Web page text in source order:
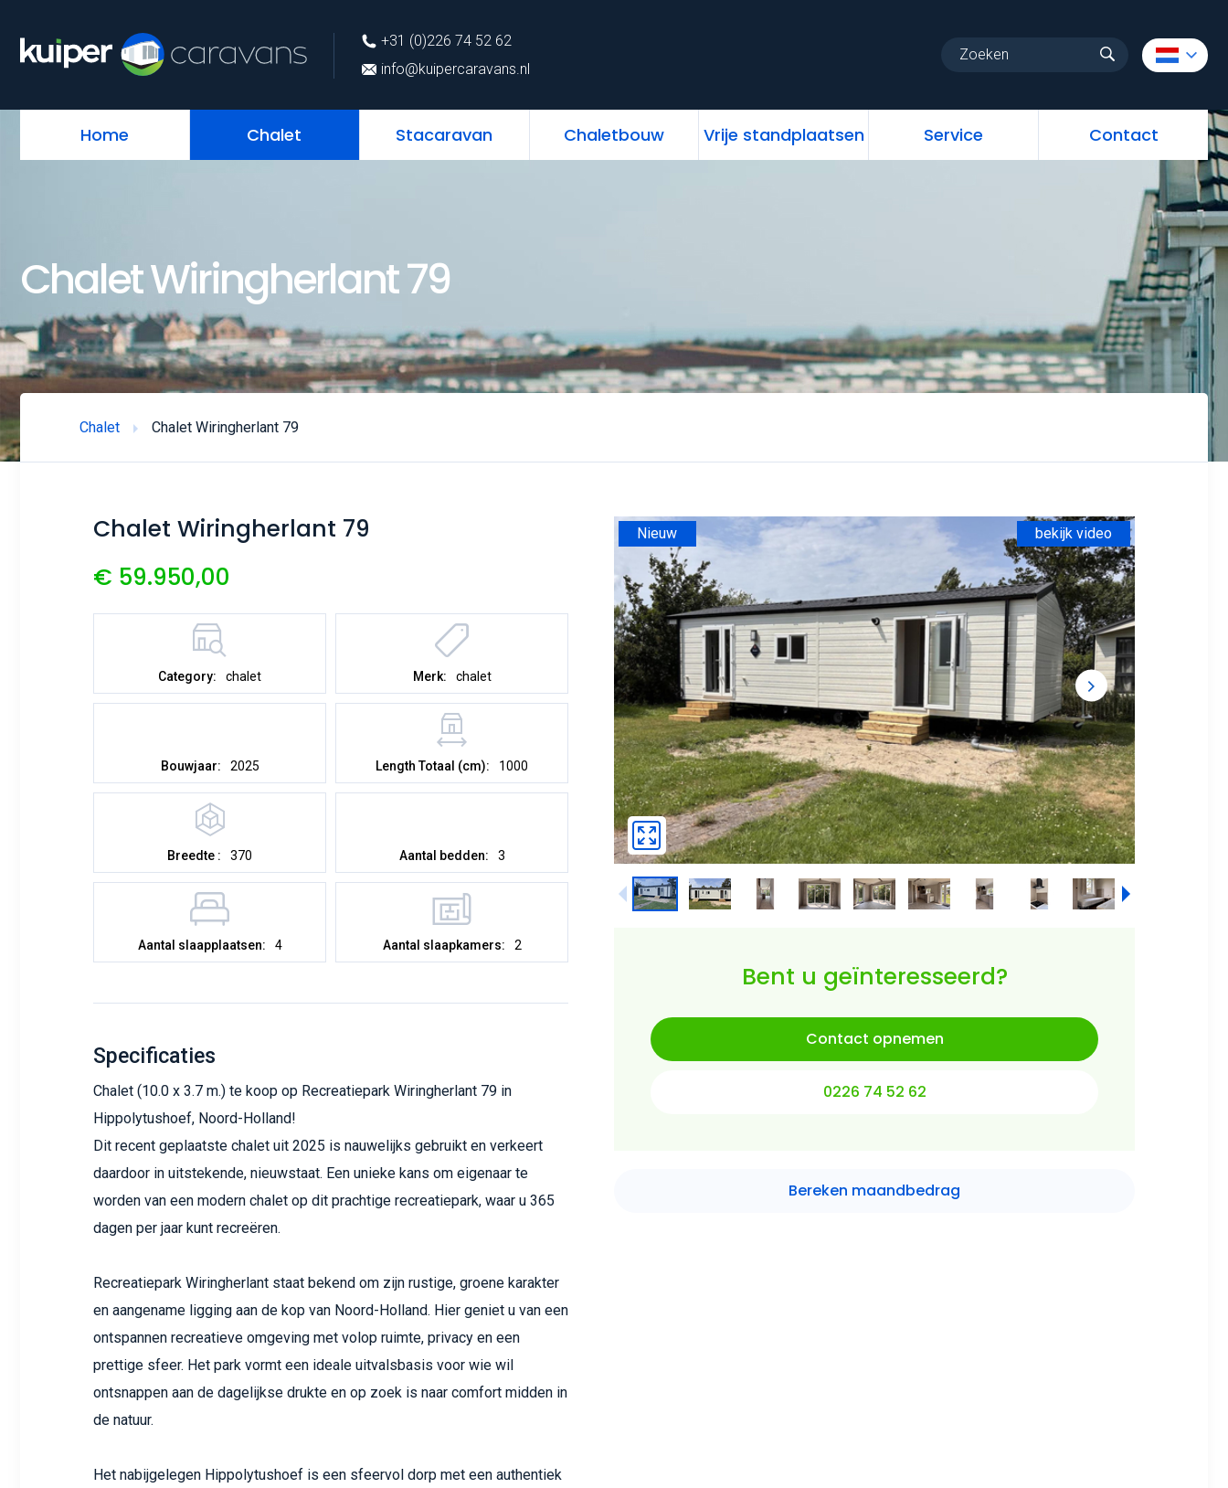
+31 (0)226 74 52 62
info@kuipercaravans.nl
Home Chalet Stacaravan Chaletbouw Vrije standplaatsen Service Contact
info@kuipercaravans.nl
Home Contact
Chalet Wiringherlant 79
Chalet Chalet Wiringherlant 79
Chalet Wiringherlant 79
€ 59.950,00
Category: chalet Merk: chalet
Bouwjaar: 2025 Length Totaal (cm): 1000
Breedte : 370 Aantal bedden: 3
Aantal slaapplaatsen: 4 Aantal slaapkamers: 2
Specificaties
Chalet (10.0 x 3.7 m.) te koop op Recreatiepark Wiringherlant 79 in
Hippolytushoef, Noord-Holland!
Dit recent geplaatste chalet uit 2025 is nauwelijks gebruikt en verkeert
daardoor in uitstekende, nieuwstaat. Een unieke kans om eigenaar te
worden van een modern chalet op dit prachtige recreatiepark, waar u 365
dagen per jaar kunt recreëren.
Recreatiepark Wiringherlant staat bekend om zijn rustige, groene karakter
en aangename ligging aan de kop van Noord-Holland. Hier geniet u van een
ontspannen recreatieve omgeving met volop ruimte, privacy en een
prettige sfeer. Het park vormt een ideale uitvalsbasis voor wie wil
ontsnappen aan de dagelijkse drukte en op zoek is naar comfort midden in
de natuur.
Het nabijgelegen Hippolytushoef is een sfeervol dorp met een authentiek
Nieuw bekijk video
Bent u geïnteresseerd?
Contact opnemen
0226 74 52 62
Bereken maandbedrag